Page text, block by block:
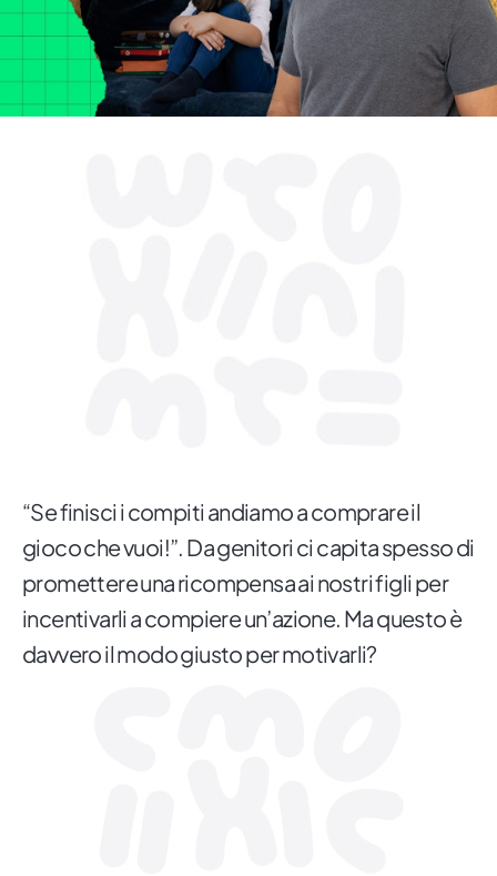
“Se finisci i compiti andiamo a comprare il
gioco che vuoi!”. Da genitori ci capita spesso di
promettere una ricompensa ai nostri figli per
incentivarli a compiere un’azione. Ma questo è
davvero il modo giusto per motivarli?